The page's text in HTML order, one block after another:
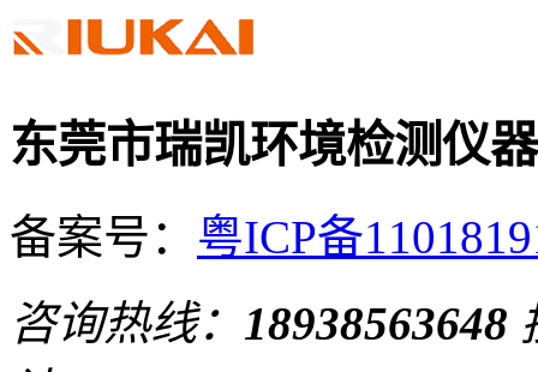
东莞市瑞凯环境检测仪
备案号： 粤ICP备
咨询热线： 18938563648